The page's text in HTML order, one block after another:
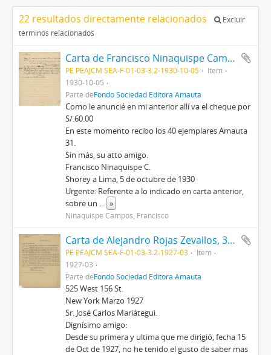
22 resultados directamente relacionados
Excluir
términos relacionados
Carta de Francisco Ninaquispe Campos, 5/10/1930
PE PEAJCM SEA-F-01-03-3.2-1930-10-05
Item
1930-10-05
Parte deFondo Sociedad Editora Amauta
Como le anuncié en mi anterior allí va el cheque por
S/.60.00
En este momento recibo los 40 ejemplares Amauta
31.
Sin más, su atto amigo.
Francisco Ninaquispe C.
Shorey a Lima, 5 de octubre de 1930
Urgente: Referente a lo indicado en carta anterior,
sobre un ... »
Ninaquispe Campos, Francisco
Carta de Alejandro Rojas Zevallos, 3/1927
PE PEAJCM SEA-F-01-03-3.2-1927-03
Item
1927-03
Parte deFondo Sociedad Editora Amauta
525 West 156 St.
New York Marzo 1927
Sr. José Carlos Mariátegui.
Dignísimo amigo:
Desde su primera y ultima que me dirigió, fecha 15
de Oct de 1927, no he tenido el gusto de saber mas